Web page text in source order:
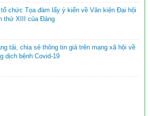
huyện Vĩnh Thuận Kiên Giang II trao tập cho 22
năm học mới 2023-2024
09/2023)
Võ Văn Thưởng gửi ngành giáo dục nhân
2023-2024
tổ chức Tọa đàm lấy ý kiến về Văn kiện Đại hội
thứ XIII của Đảng
tải, chia sẻ thông tin giả trên mạng xã hội về
dịch bệnh Covid-19